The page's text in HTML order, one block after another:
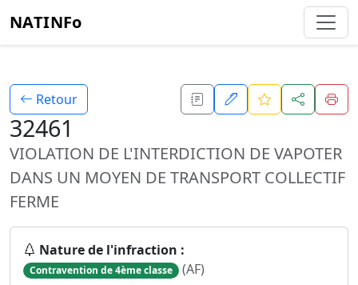
NATINFo
Retour
32461
VIOLATION DE L'INTERDICTION DE VAPOTER
DANS UN MOYEN DE TRANSPORT COLLECTIF
FERME
Nature de l'infraction :
Contravention de 4ème classe (AF)